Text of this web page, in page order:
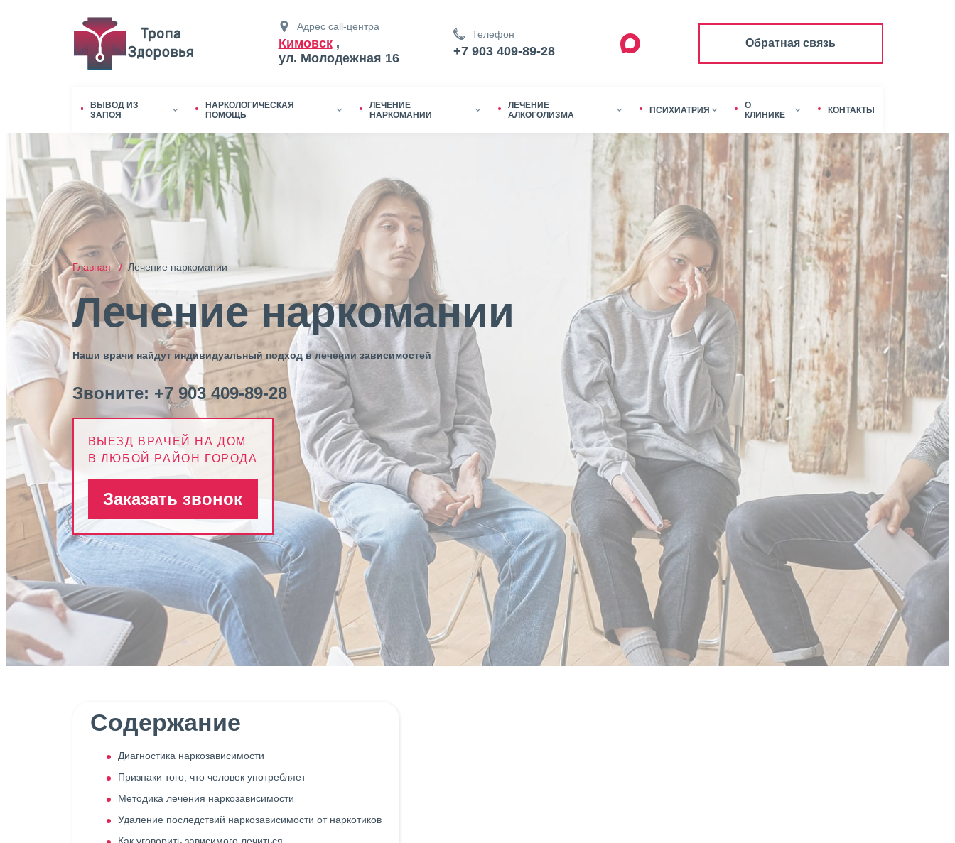
Адрес call-центра
Кимовск,
ул. Молодежная 16
Телефон
+7 903 409-89-28
Обратная связь
ВЫВОД ИЗ
ЗАПОЯ
НАРКОЛОГИЧЕСКАЯ
ПОМОЩЬ
ЛЕЧЕНИЕ
НАРКОМАНИИ
ЛЕЧЕНИЕ
АЛКОГОЛИЗМА
ПСИХИАТРИЯ
О
КЛИНИКЕ
КОНТАКТЫ
Главная /Лечение наркомании
Лечение наркомании
Наши врачи найдут индивидуальный подход в лечении зависимостей
Звоните: +7 903 409-89-28
ВЫЕЗД ВРАЧЕЙ НА ДОМ
В ЛЮБОЙ РАЙОН ГОРОДА
Заказать звонок
Содержание
Диагностика наркозависимости
Признаки того, что человек употребляет
Методика лечения наркозависимости
Удаление последствий наркозависимости от наркотиков